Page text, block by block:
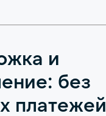
и
без
платежей